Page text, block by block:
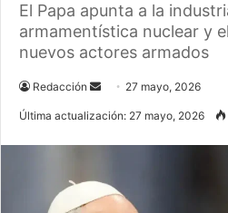
El Papa apunta a la
armamentística nuclear y
nuevos actores armados
Redacción
Send 27 mayo, 2026
Última actualización: 27 mayo, 2026